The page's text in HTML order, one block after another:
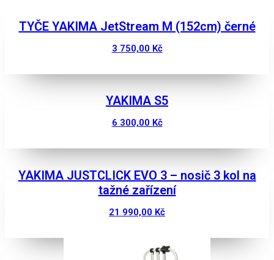
Stříbrná
TYČE YAKIMA JetStream M (152cm) černé
3 750,00 Kč
YAKIMA S5
6 300,00 Kč
YAKIMA JUSTCLICK EVO 3 – nosič 3 kol na
tažné zařízení
21 990,00 Kč